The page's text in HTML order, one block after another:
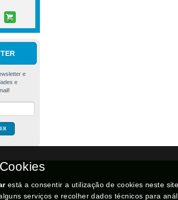
Termos e
está a consentir a utilização de cookies neste
serviços e recolher dados técnicos para